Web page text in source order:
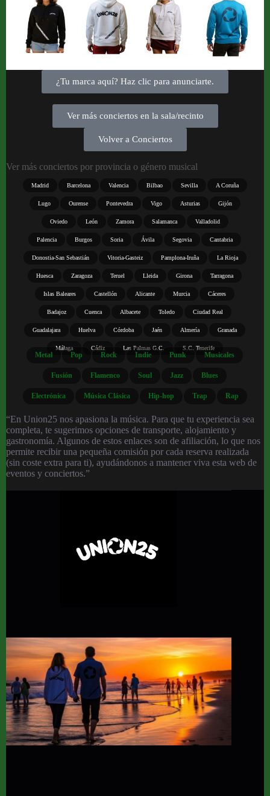
¿Tu marca aquí? Haz clic para anunciarte.
Ver más conciertos en la sala/recinto
Volver a Conciertos
Ver más conciertos por provincia o género musical
Madrid Barcelona Valencia Bilbao Sevilla A Coruña
Lugo Ourense Pontevedra Vigo Asturias Gijón
Oviedo León Zamora Salamanca Valladolid
Palencia Burgos Soria Ávila Segovia Cantabria
Donostia-San Sebastián Vitoria-Gasteiz Pamplona-Iruña La Rioja
Huesca Zaragoza Teruel Lleida Girona Tarragona
Islas Baleares Castellón Alicante Murcia Cáceres
Badajoz Cuenca Albacete Toledo Ciudad Real
Guadalajara Huelva Córdoba Jaén Almería Granada
Málaga Cádiz Las Palmas G.C. S.C. Tenerife
Metal Pop Rock Indie Punk Musicales
Fusión Flamenco Soul Jazz Blues
Electrónica Música Clásica Hip-hop Trap Rap
“En Union25 nos apasiona la música. Para que tu experiencia sea
completa, te sugerimos opciones de transporte, alojamiento y
gastronomía. Algunos de estos enlaces son de afiliación, lo que nos
permite recibir una pequeña comisión por cada reserva realizada
(sin coste extra para ti), ayudándonos a mantener viva esta web de
eventos y conciertos.”